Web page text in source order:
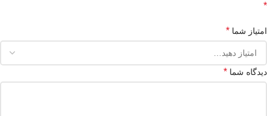
*
امتیاز شما *
دیدگاه شما *